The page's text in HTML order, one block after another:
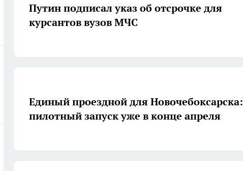
Путин подписал указ об отсрочке для
курсантов вузов МЧС
Единый проездной для Новочебоксарска:
пилотный запуск уже в конце апреля